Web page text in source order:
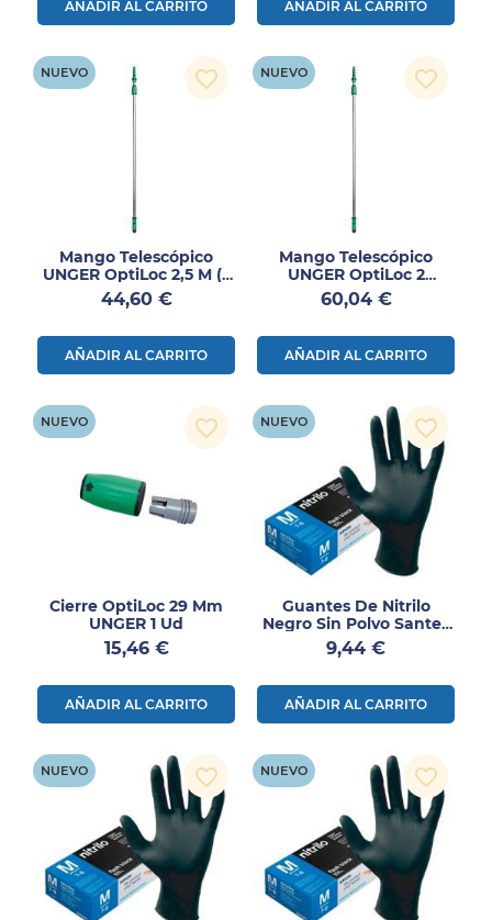
AÑADIR AL CARRITO AÑADIR AL CARRITO
Mango Telescópico
UNGER OptiLoc 2,5 M (2
Secciones) Aluminio 1
Ud
Precio
44,60 €
AÑADIR AL CARRITO
NUEVO favorite_border
Mango Telescópico
UNGER OptiLoc 2
Secciones 4 M Aluminio
1 Ud
Precio
60,04 €
AÑADIR AL CARRITO
NUEVO favorite_border
Cierre OptiLoc 29 Mm
UNGER 1 Ud
Precio
15,46 €
AÑADIR AL CARRITO
NUEVO favorite_border
Guantes De Nitrilo
Negro Sin Polvo Santex
Flash Black Talla S 100
Uds
Precio
9,44 €
AÑADIR AL CARRITO
NUEVO favorite_border
NUEVO favorite_border NUEVO favorite_border